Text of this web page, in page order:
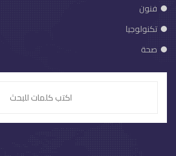
فنون
تكنولوجيا
صحة